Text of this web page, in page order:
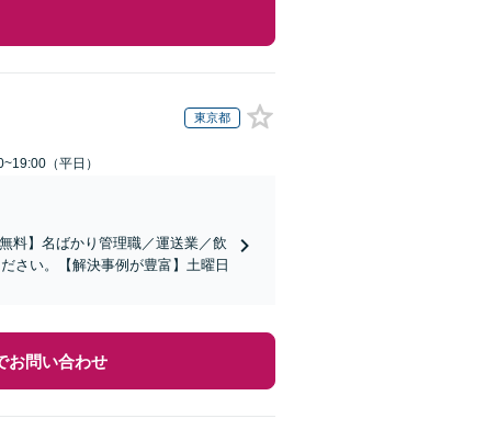
東京都
（平日）
料】名ばかり管理職／運送業／飲
さい。【解決事例が豊富】土曜日
お問い合わせ